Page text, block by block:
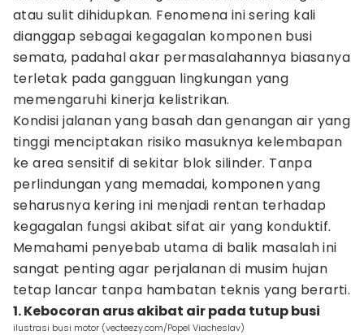
atau sulit dihidupkan. Fenomena ini sering kali
dianggap sebagai kegagalan komponen busi
semata, padahal akar permasalahannya biasanya
terletak pada gangguan lingkungan yang
memengaruhi kinerja kelistrikan.
Kondisi jalanan yang basah dan genangan air yang
tinggi menciptakan risiko masuknya kelembapan
ke area sensitif di sekitar blok silinder. Tanpa
perlindungan yang memadai, komponen yang
seharusnya kering ini menjadi rentan terhadap
kegagalan fungsi akibat sifat air yang konduktif.
Memahami penyebab utama di balik masalah ini
sangat penting agar perjalanan di musim hujan
tetap lancar tanpa hambatan teknis yang berarti.
1. Kebocoran arus akibat air pada tutup busi
ilustrasi busi motor (vecteezy.com/Popel Viacheslav)